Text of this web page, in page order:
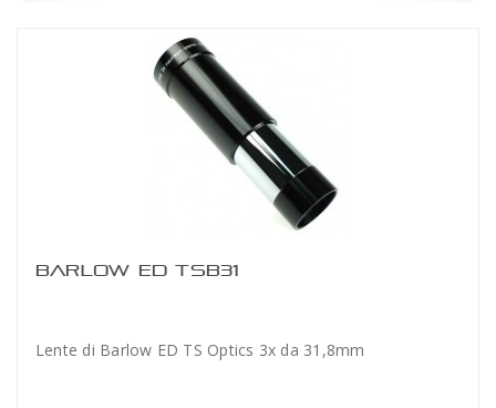
BARLOW ED TSB31
Lente di Barlow ED TS Optics 3x da 31,8mm